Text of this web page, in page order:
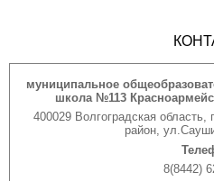
муниципальное
школа №113
400029 Волгоградская область,
район,
8(8442)